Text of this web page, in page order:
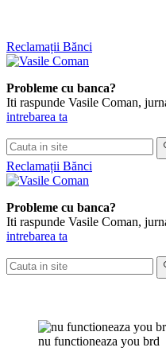
Skip
to
Reclamații Bănci
Probleme cu banca?
Iti raspunde Vasile Coman,
intrebarea ta
Cauta
in
site
Reclamații Bănci
Probleme cu banca?
Iti raspunde Vasile Coman,
intrebarea ta
Cauta
in
nu functioneaza you brd